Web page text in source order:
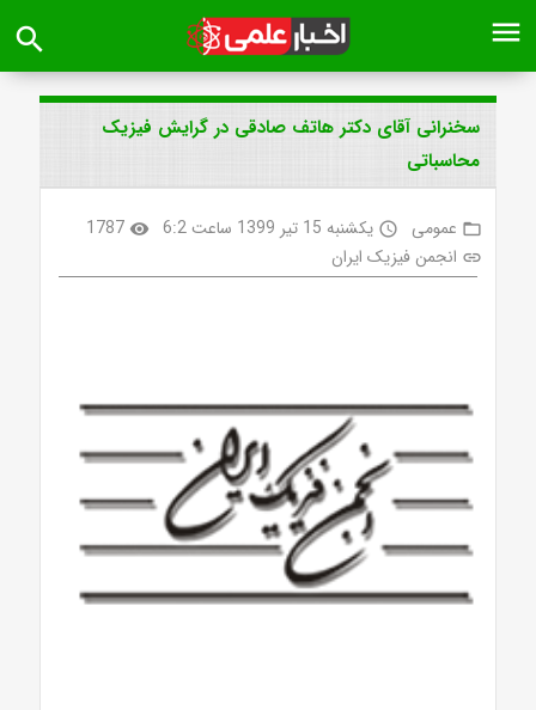
menu
search
سخنرانی آقای دکتر هاتف صادقی در گرایش فیزیک
محاسباتی
folder_open عمومی access_time یکشنبه 15 تیر 1399 ساعت 6:2 visibility
1787
link انجمن فیزیک ایران